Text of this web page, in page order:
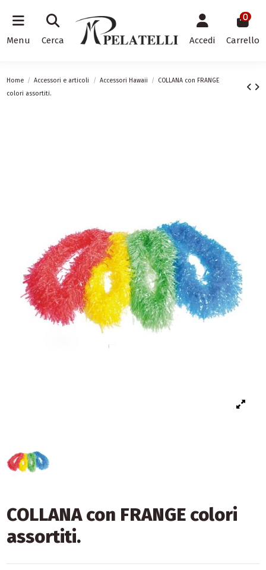
Menu Cerca Accedi
0
Carrello
Home Accessori e articoli Accessori Hawaii
COLLANA con FRANGE
colori assortiti.
COLLANA con FRANGE colori
assortiti.